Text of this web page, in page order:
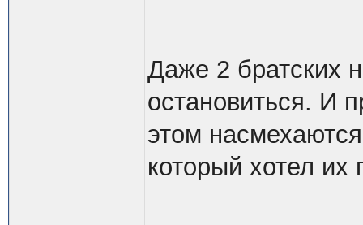
Даже 2 братских
остановиться. И
этом
который хотел